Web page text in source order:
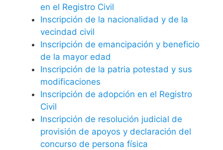
en el Registro Civil
Inscripción de la nacionalidad y de la
vecindad civil
Inscripción de emancipación y beneficio
de la mayor edad
Inscripción de la patria potestad y sus
modificaciones
Inscripción de adopción en el Registro
Civil
Inscripción de resolución judicial de
provisión de apoyos y declaración del
concurso de persona física